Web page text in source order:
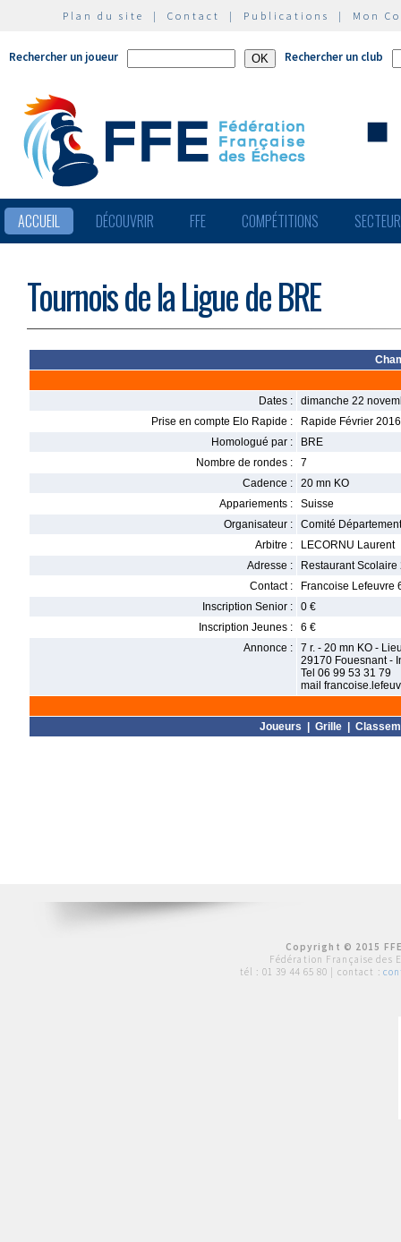
Plan du site | Contact | Publications | Mon
Rechercher un joueur Rechercher un club
ACCUEIL DÉCOUVRIR FFE COMPÉTITIONS
Tournois de la Ligue de BRE
Dates :
dimanche 22
Prise en compte Elo Rapide :
Rapide Février 2016
Homologué par :
BRE
Nombre de rondes :
7
Cadence :
20 mn KO
Appariements :
Suisse
Organisateur :
Comité
Arbitre :
LECORNU Laurent
Adresse :
Restaurant
Contact :
Francoise Lefeuvre
Inscription Senior :
0 €
Inscription Jeunes :
6 €
Annonce :
7 r. - 20 mn KO -
29170 Fouesnant -
Tel 06 99 53 31 79
mail
Joueurs Grille|
Copyright © 2015
Fédération Française des
tél : 01 39 44 65 80 | contact :